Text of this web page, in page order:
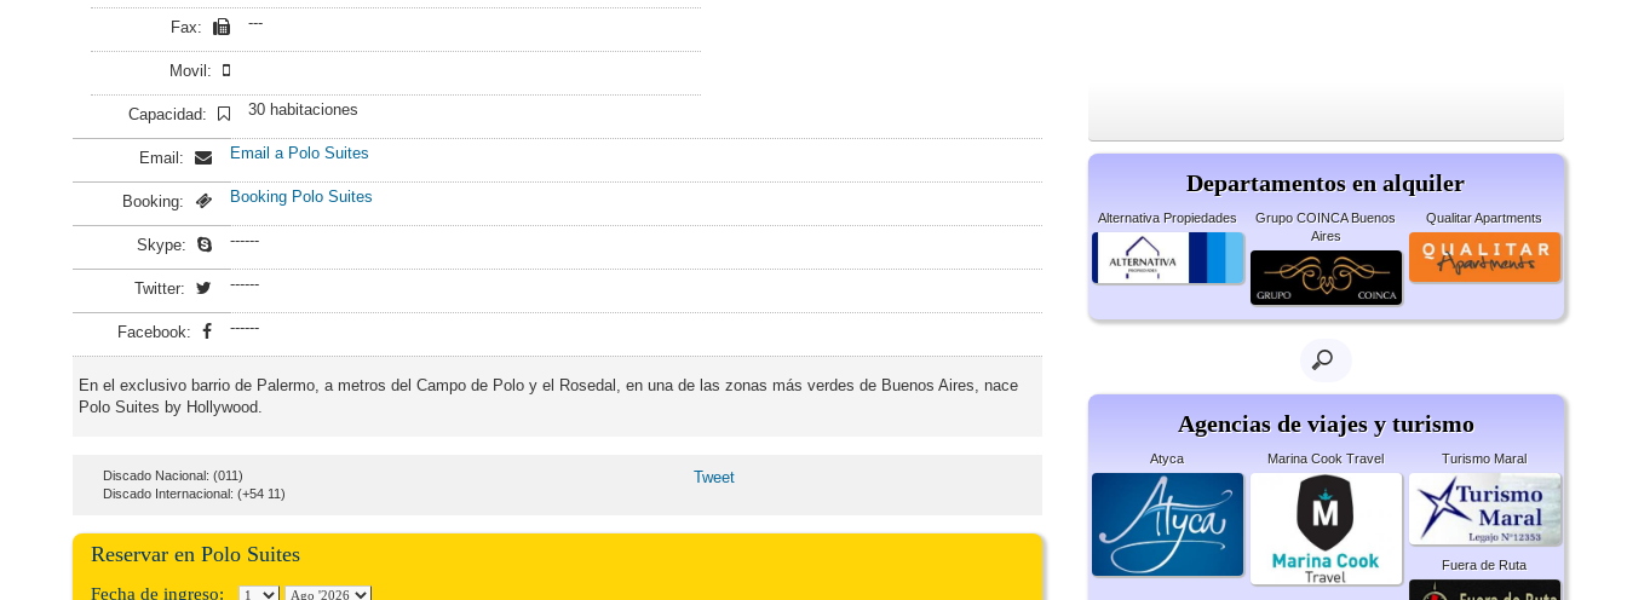
Fax: ---
Movil:
Capacidad: 30 habitaciones
Email: Email a Polo Suites
Booking: Booking Polo Suites
Skype: ------
Twitter: ------
Facebook: ------
En el exclusivo barrio de Palermo, a metros del Campo de Polo y el Rosedal, en una de las zonas más verdes de Buenos Aires, nace
Polo Suites by Hollywood.
Discado Nacional: (011)
Discado Internacional: (+54 11)
Tweet
Reservar en Polo Suites
Fecha de ingreso:
Departamentos en alquiler
Alternativa Propiedades
Grupo COINCA Buenos
Aires
Qualitar Apartments
Agencias de viajes y turismo
Atyca Marina Cook Travel Turismo Maral
Fuera de Ruta